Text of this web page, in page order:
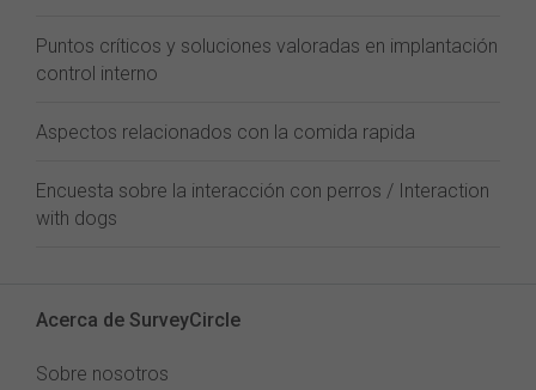
Puntos críticos y soluciones valoradas en implantación
control interno
Aspectos relacionados con la comida rapida
Encuesta sobre la interacción con perros / Interaction
with dogs
Acerca de SurveyCircle
Sobre nosotros